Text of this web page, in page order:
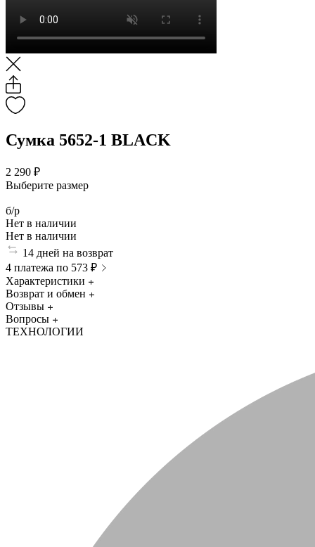
Сумка 5652-1 BLACK
2 290 ₽
Выберите размер
б/р
Нет в наличии
Нет в наличии
14 дней на возврат
4 платежа по 573 ₽
Характеристики
Возврат и обмен
Отзывы
Вопросы
ТЕХНОЛОГИИ